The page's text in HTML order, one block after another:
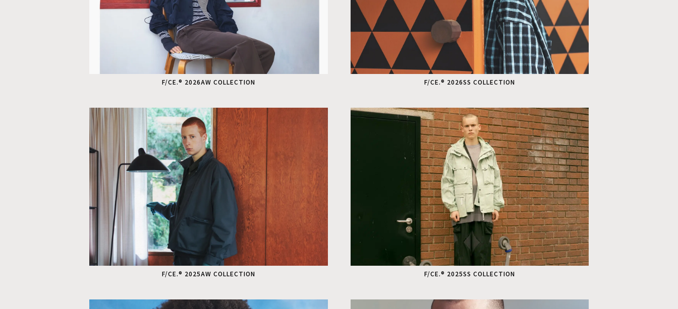
F/CE.® 2026AW COLLECTION F/CE.® 2026SS COLLECTION
F/CE.® 2025AW COLLECTION F/CE.® 2025SS COLLECTION